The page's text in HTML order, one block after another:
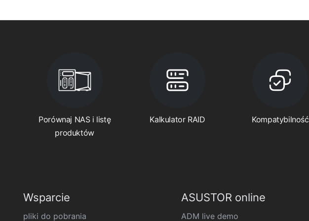
Porównaj NAS i listę
produktów
Kalkulator RAID Kompatybilność
Wsparcie
pliki do pobrania
ASUSTOR online
ADM live demo